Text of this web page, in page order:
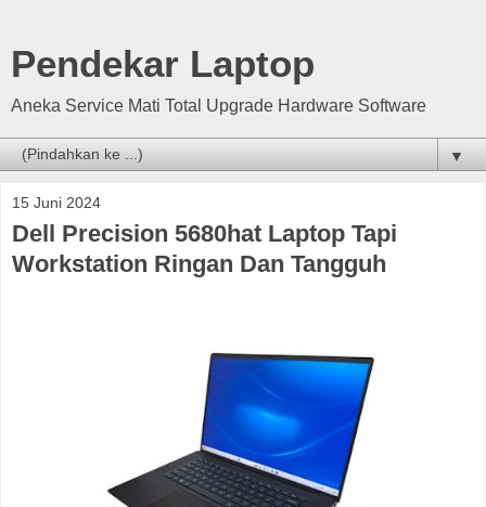
Pendekar Laptop
Aneka Service Mati Total Upgrade Hardware Software
▼
15 Juni 2024
Dell Precision 5680hat Laptop Tapi
Workstation Ringan Dan Tangguh